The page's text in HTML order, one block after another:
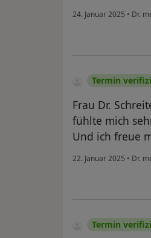
24. Januar 2025 • Dr.
Termin
Frau Dr.
fühlte mich
Und ich freue
22. Januar 2025 • Dr.
Termin